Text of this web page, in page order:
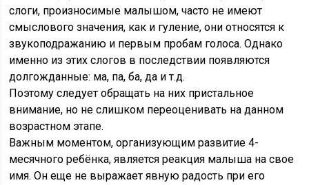
слоги, произносимые малышом, часто не имеют
смыслового значения, как и гуление, они относятся к
звукоподражанию и первым пробам голоса. Однако
именно из этих слогов в последствии появляются
долгожданные: ма, па, ба, да и т.д.
Поэтому следует обращать на них пристальное
внимание, но не слишком переоценивать на данном
возрастном этапе.
Важным моментом, организующим развитие 4-
месячного ребёнка, является реакция малыша на свое
имя. Он еще не выражает явную радость при его